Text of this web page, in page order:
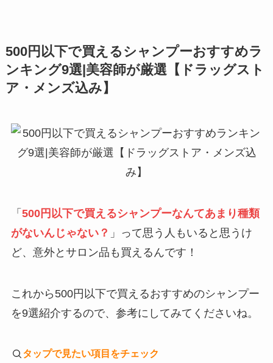
500円以下で買えるシャンプーおすすめラ
ンキング9選|美容師が厳選【ドラッグスト
ア・メンズ込み】
「 500円以下で買えるシャンプーなんてあまり種類
がないんじゃない？ 」って思う人もいると思うけ
ど、意外とサロン品も買えるんです！
これから500円以下で買えるおすすめのシャンプー
を9選紹介するので、参考にしてみてくださいね。
タップで見たい項目をチェック